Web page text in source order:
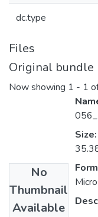
dc.type
Files
Original bundle
Now showing 1 - 1
No
Thumbnail
Available
Size: